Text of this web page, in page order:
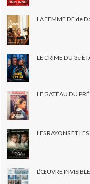
LA FEMME DE de
LE CRIME DU 3e
LE GÂTEAU DU
LES RAYONS ET
L’ŒUVRE